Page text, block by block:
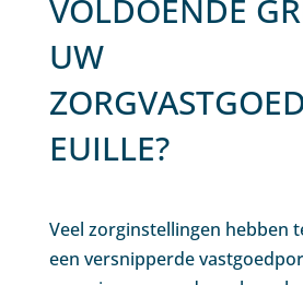
VOLDOENDE
UW
EUILLE?
Veel zorginstellingen hebben
een versnipperde